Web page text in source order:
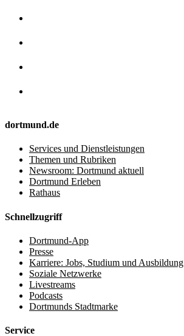
dortmund.de
Services und Dienstleistungen
Themen und Rubriken
Newsroom: Dortmund aktuell
Dortmund Erleben
Rathaus
Schnellzugriff
Dortmund-App
Presse
Karriere: Jobs, Studium und Ausbildung
Soziale Netzwerke
Livestreams
Podcasts
Dortmunds Stadtmarke
Service